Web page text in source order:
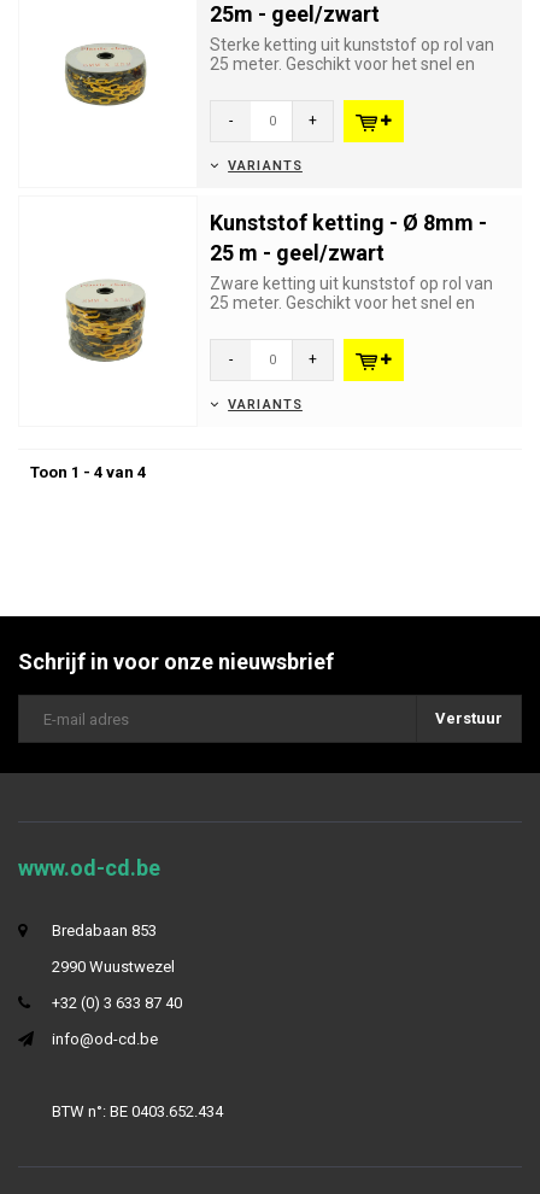
25m - geel/zwart
Sterke ketting uit kunststof op rol van
25 meter. Geschikt voor het snel en
- +
VARIANTS
Kunststof ketting - Ø 8mm -
25 m - geel/zwart
Zware ketting uit kunststof op rol van
25 meter. Geschikt voor het snel en
- +
VARIANTS
Toon 1 - 4 van 4
Schrijf in voor onze nieuwsbrief
Verstuur
www.od-cd.be
Bredabaan 853
2990 Wuustwezel
+32 (0) 3 633 87 40
info@od-cd.be
BTW n°: BE 0403.652.434